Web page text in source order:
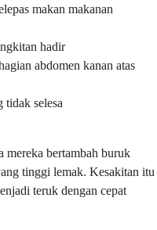
makan makanan
hadir
abdomen kanan atas
tidak selesa
mereka bertambah buruk
tinggi lemak. Kesakitan itu
teruk dengan cepat